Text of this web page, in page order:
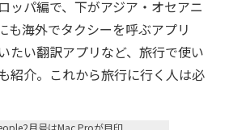
ッパ編で、下がアジア・オセアニ
も海外でタクシーを呼ぶアプリ
たい翻訳アプリなど、旅行で使い
紹介。これから旅行に行く人は必
月号はMac Proが目印